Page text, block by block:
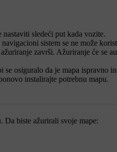
sledeći put kada vozite.
sistem se ne može
završi. Ažuriranje će se
osiguralo da je mapa ispravno
instalirajte potrebnu mapu.
Da biste ažurirali svoje mape: